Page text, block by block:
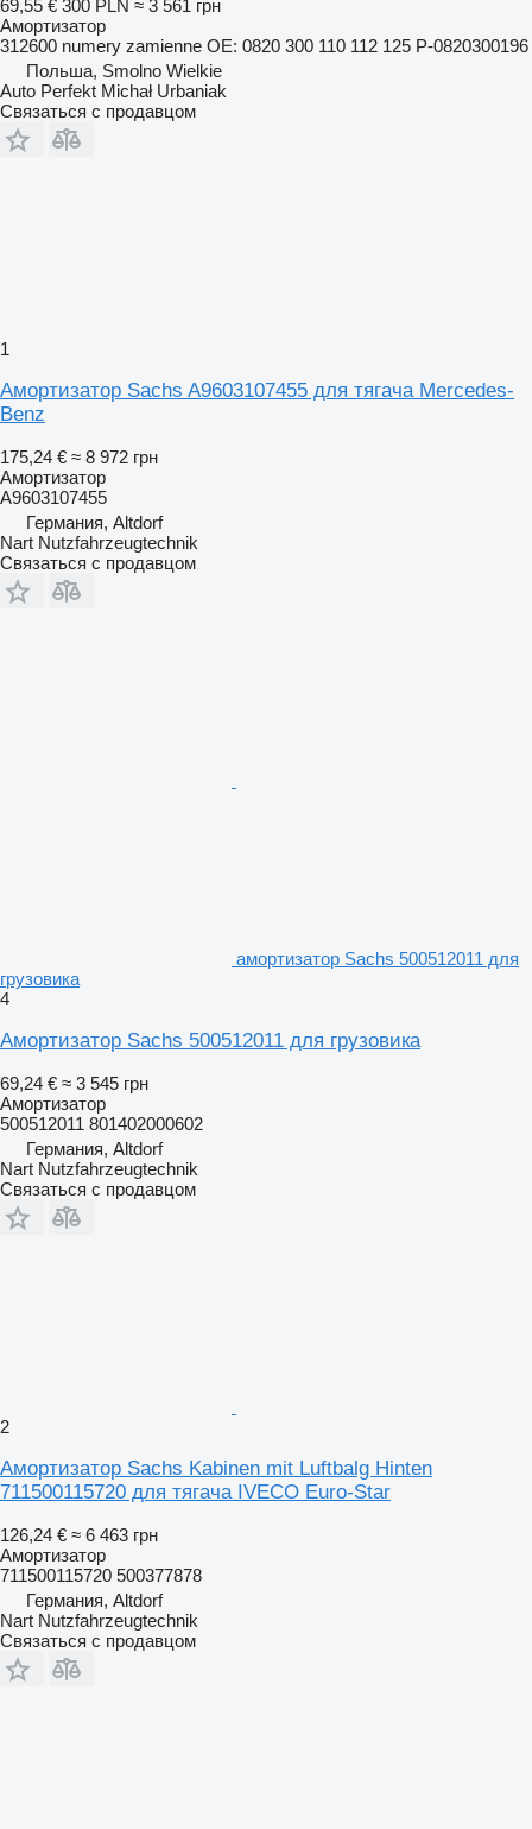
69,55 € 300 PLN ≈ 3 561 грн
Амортизатор
312600 numery zamienne OE: 0820 300 110 112 125 P-0820300196
Польша, Smolno Wielkie
Auto Perfekt Michał Urbaniak
Связаться с продавцом
1
Амортизатор Sachs A9603107455 для тягача Mercedes-
Benz
175,24 € ≈ 8 972 грн
Амортизатор
A9603107455
Германия, Altdorf
Nart Nutzfahrzeugtechnik
Связаться с продавцом
амортизатор Sachs 500512011 для
грузовика
4
Амортизатор Sachs 500512011 для грузовика
69,24 € ≈ 3 545 грн
Амортизатор
500512011 801402000602
Германия, Altdorf
Nart Nutzfahrzeugtechnik
Связаться с продавцом
2
Амортизатор Sachs Kabinen mit Luftbalg Hinten
711500115720 для тягача IVECO Euro-Star
126,24 € ≈ 6 463 грн
Амортизатор
711500115720 500377878
Германия, Altdorf
Nart Nutzfahrzeugtechnik
Связаться с продавцом